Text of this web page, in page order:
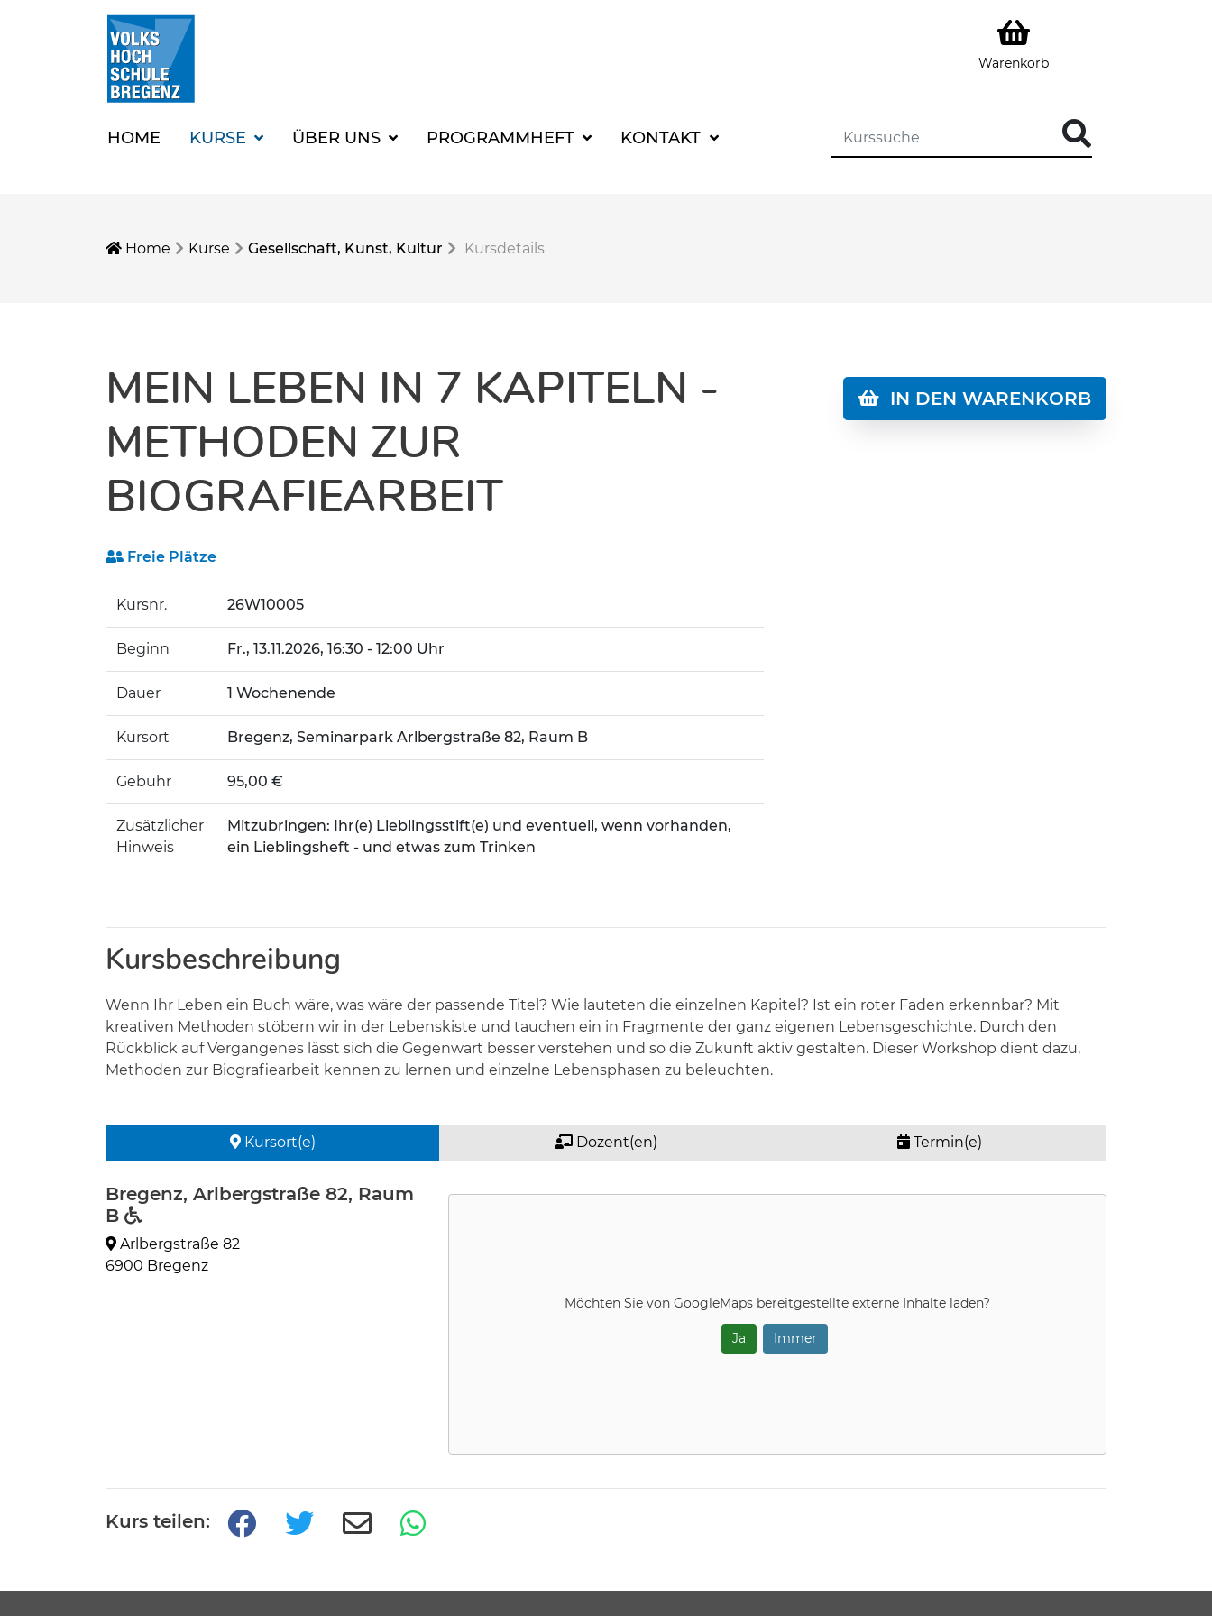
Warenkorb
HOME KURSE ÜBER UNS PROGRAMMHEFT KONTAKT
Home Kurse Gesellschaft, Kunst, Kultur Kursdetails
MEIN LEBEN IN 7 KAPITELN -
METHODEN ZUR
BIOGRAFIEARBEIT
Freie Plätze
Kursnr. 26W10005
Beginn Fr., 13.11.2026, 16:30 - 12:00 Uhr
Dauer 1 Wochenende
Kursort Bregenz, Seminarpark Arlbergstraße 82, Raum B
Gebühr 95,00 €
Zusätzlicher
Hinweis
Mitzubringen: Ihr(e) Lieblingsstift(e) und eventuell, wenn vorhanden,
ein Lieblingsheft - und etwas zum Trinken
IN DEN WARENKORB
Kursbeschreibung
Wenn Ihr Leben ein Buch wäre, was wäre der passende Titel? Wie lauteten die einzelnen Kapitel? Ist ein roter Faden erkennbar? Mit
kreativen Methoden stöbern wir in der Lebenskiste und tauchen ein in Fragmente der ganz eigenen Lebensgeschichte. Durch den
Rückblick auf Vergangenes lässt sich die Gegenwart besser verstehen und so die Zukunft aktiv gestalten. Dieser Workshop dient dazu,
Methoden zur Biografiearbeit kennen zu lernen und einzelne Lebensphasen zu beleuchten.
Kursort(e) Dozent(en) Termin(e)
Bregenz, Arlbergstraße 82, Raum
B
Arlbergstraße 82
6900 Bregenz
Möchten Sie von GoogleMaps bereitgestellte externe Inhalte laden?
Ja Immer
Kurs teilen: